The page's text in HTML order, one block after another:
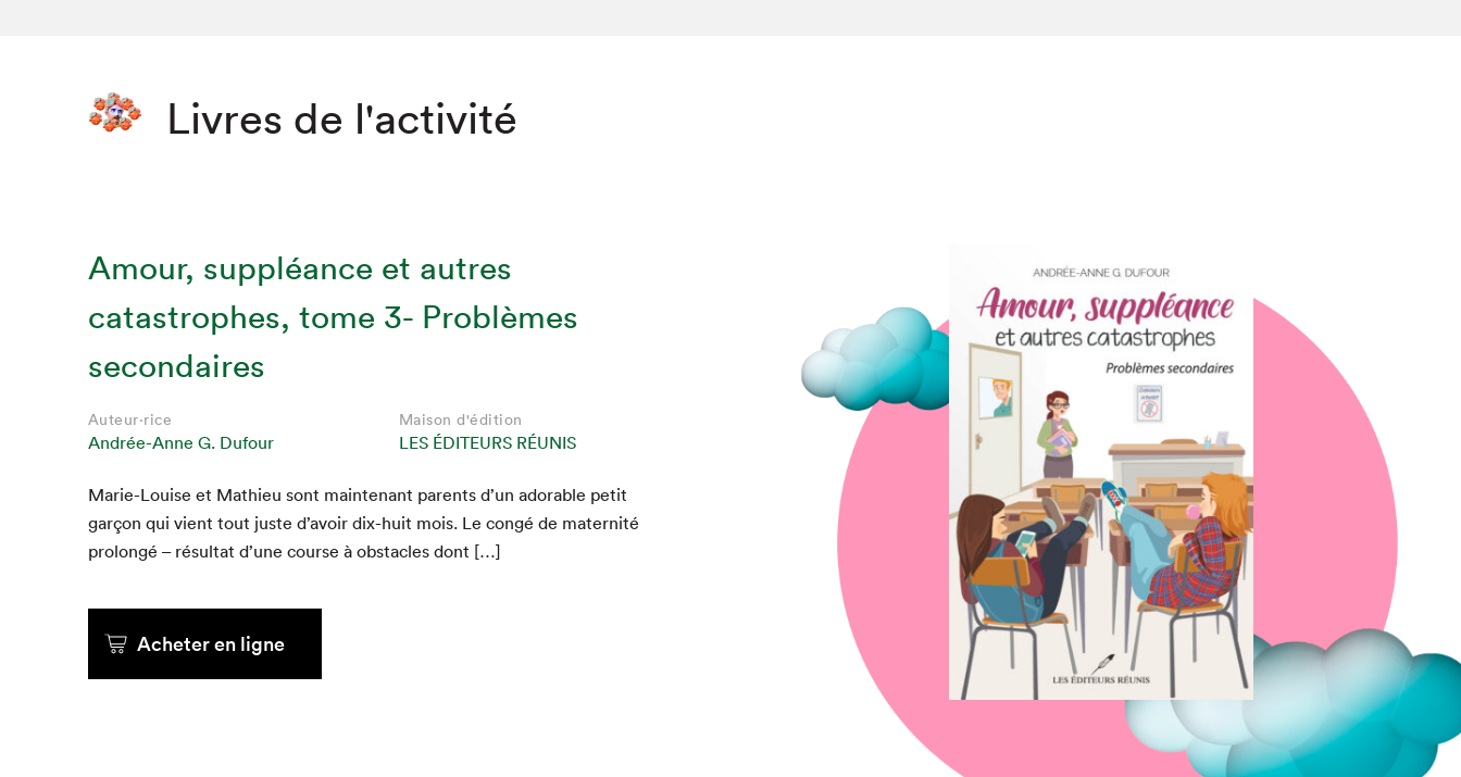
Que cherchez-vous?
Livres de l'activité
Amour, suppléance et autres
catastrophes, tome 3- Problèmes
secondaires
Auteur·rice
Andrée-Anne G. Dufour
Maison d'édition
LES ÉDITEURS RÉUNIS
Marie-Louise et Math­ieu sont main­tenant par­ents d’un adorable petit
garçon qui vient tout juste d’avoir dix-huit mois. Le con­gé de mater­nité
pro­longé – résul­tat d’une course à obsta­cles dont […]
Acheter en ligne